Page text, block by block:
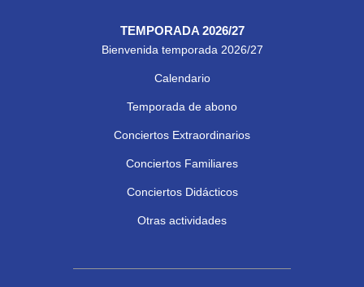
TEMPORADA 2026/27
Bienvenida temporada 2026/27
Calendario
Temporada de abono
Conciertos Extraordinarios
Conciertos Familiares
Conciertos Didácticos
Otras actividades